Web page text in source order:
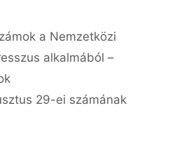
a Nemzetközi
alkalmából –
29-ei számának